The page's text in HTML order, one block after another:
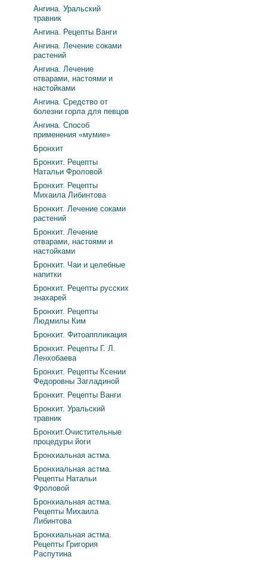
Ангина. Уральский
травник
Ангина. Рецепты Ванги
Ангина. Лечение соками
растений
Ангина. Лечение
отварами, настоями и
настойками
Ангина. Средство от
болезни горла для певцов
Ангина. Способ
применения «мумие»
Бронхит
Бронхит. Рецепты
Натальи Фроловой
Бронхит. Рецепты
Михаила Либинтова
Бронхит. Лечение соками
растений
Бронхит. Лечение
отварами, настоями и
настойками
Бронхит. Чаи и целебные
напитки
Бронхит. Рецепты русских
знахарей
Бронхит. Рецепты
Людмилы Ким
Бронхит. Фитоаппликация
Бронхит. Рецепты Г. Л.
Ленхобаева
Бронхит. Рецепты Ксении
Федоровны Загладиной
Бронхит. Рецепты Ванги
Бронхит. Уральский
травник
Бронхит.Очистительные
процедуры йоги
Бронхиальная астма.
Бронхиальная астма.
Рецепты Натальи
Фроловой
Бронхиальная астма.
Рецепты Михаила
Либинтова
Бронхиальная астма.
Рецепты Григория
Распутина